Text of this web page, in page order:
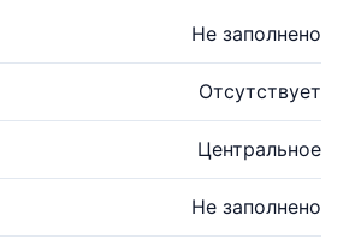
Не заполнено
Отсутствует
Центральное
Не заполнено